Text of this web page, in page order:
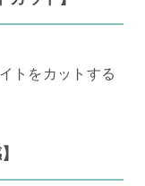
トをカットする